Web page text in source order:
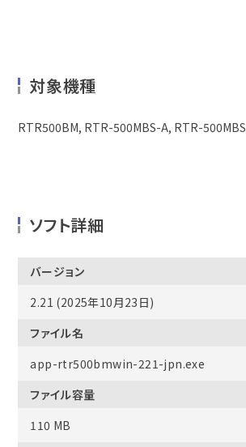
対象機種
RTR500BM, RTR-500MBS-A, RTR-500MBS
ソフト詳細
バージョン
2.21 (2025年10月23日)
ファイル名
app-rtr500bmwin-221-jpn.exe
ファイル容量
110 MB